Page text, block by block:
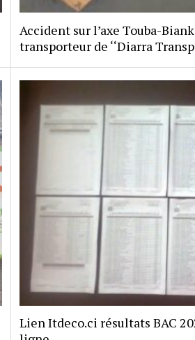
Accident sur l’axe Touba-
transporteur de ‘‘Diarra
Lien Itdeco.ci résultats BAC